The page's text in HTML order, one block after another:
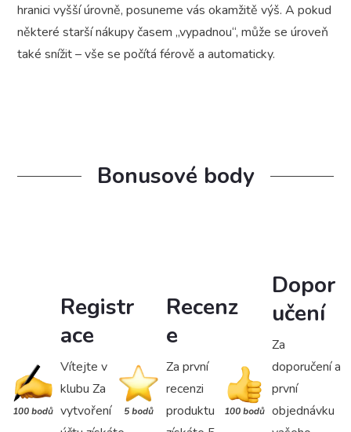
hranici vyšší úrovně, posuneme vás okamžitě výš. A pokud
některé starší nákupy časem „vypadnou“, může se úroveň
také snížit – vše se počítá férově a automaticky.
Bonusové body
Registr
ace
Vítejte v
klubu Za
vytvoření
Recenz
e
Za první
recenzi
produktu
Dopor
učení
Za
doporučení a
první
objednávku